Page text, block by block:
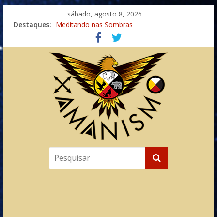
sábado, agosto 8, 2026
Destaques: Meditando nas Sombras
Autosuficiência: A Jornada do Espírito Ancestral
Xamanismo Universal
Totens – Caminho Espiritual – Crescimento
Imaginação na Cura